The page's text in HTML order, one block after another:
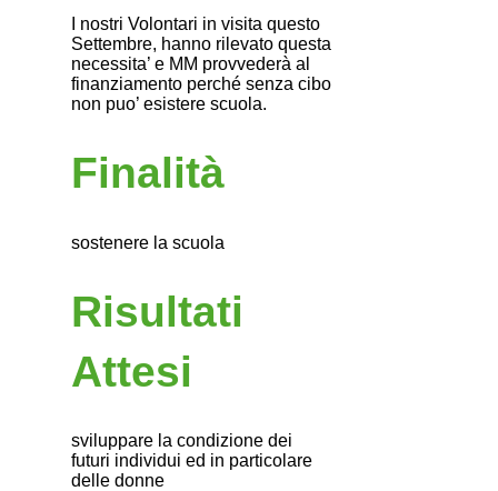
I nostri Volontari in visita questo
Settembre, hanno rilevato questa
necessita’ e MM provvederà al
finanziamento perché senza cibo
non puo’ esistere scuola.
Finalità
sostenere la scuola
Risultati
Attesi
sviluppare la condizione dei
futuri individui ed in particolare
delle donne